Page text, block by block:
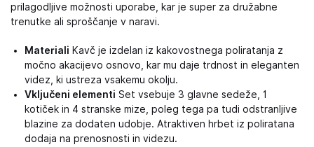
prilagodljive možnosti uporabe, kar je super za družabne
trenutke ali sproščanje v naravi.
Materiali Kavč je izdelan iz kakovostnega poliratanja z
močno akacijevo osnovo, kar mu daje trdnost in eleganten
videz, ki ustreza vsakemu okolju.
Vključeni elementi Set vsebuje 3 glavne sedeže, 1
kotiček in 4 stranske mize, poleg tega pa tudi odstranljive
blazine za dodaten udobje. Atraktiven hrbet iz poliratana
dodaja na prenosnosti in videzu.